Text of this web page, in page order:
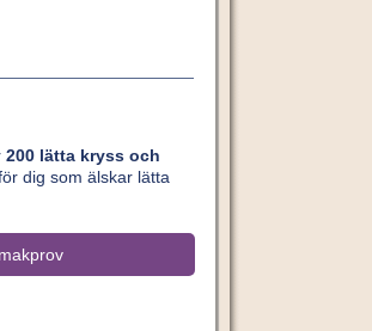
200 lätta kryss och
dig som älskar lätta